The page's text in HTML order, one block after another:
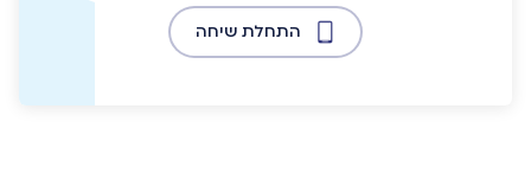
התחלת שיחה